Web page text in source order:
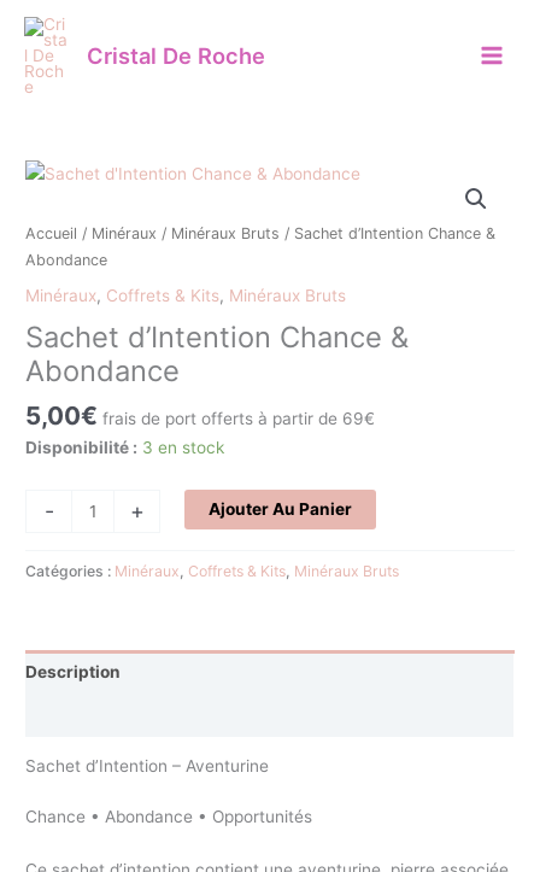
contenu
Cristal De Roche
Accueil / Minéraux / Minéraux Bruts / Sachet d’Intention Chance &
Abondance
Minéraux, Coffrets & Kits, Minéraux Bruts
Sachet d’Intention Chance &
Abondance
5,00€ frais de port offerts à partir de 69€
Disponibilité : 3 en stock
-
quantité
Sachet
d'Intention
&
Abondance
+ Ajouter Au Panier
Catégories : Minéraux Coffrets & Kits Minéraux Bruts
Description
Sachet d’Intention – Aventurine
Chance • Abondance • Opportunités